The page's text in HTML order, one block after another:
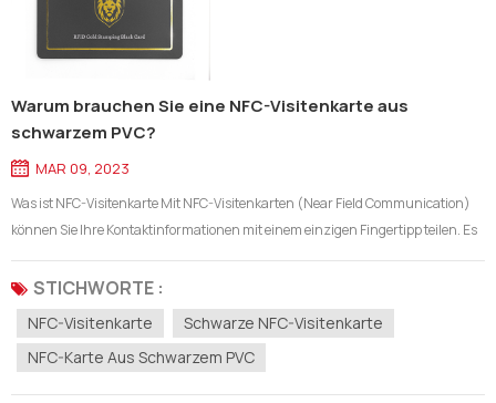
Warum brauchen Sie eine NFC-Visitenkarte aus
schwarzem PVC?
MAR 09, 2023
Was ist NFC-Visitenkarte Mit NFC-Visitenkarten (Near Field Communication)
können Sie Ihre Kontaktinformationen mit einem einzigen Fingertipp teilen. Es
verfügt über einen NFC-Chip mit unterschiedlichen Kapazitäten, mit denen Sie
Ihre eigenen Informationen wie Telefonnummer, E-Mail-Adresse, Standort,...
STICHWORTE :
NFC-Visitenkarte
Schwarze NFC-Visitenkarte
NFC-Karte Aus Schwarzem PVC